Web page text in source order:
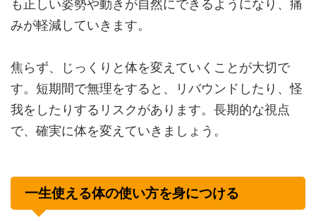
も正しい姿勢や動きが自然にできるようになり、痛
みが軽減していきます。
焦らず、じっくりと体を変えていくことが大切で
す。短期間で無理をすると、リバウンドしたり、怪
我をしたりするリスクがあります。長期的な視点
で、確実に体を変えていきましょう。
一生使える体の使い方を身につける